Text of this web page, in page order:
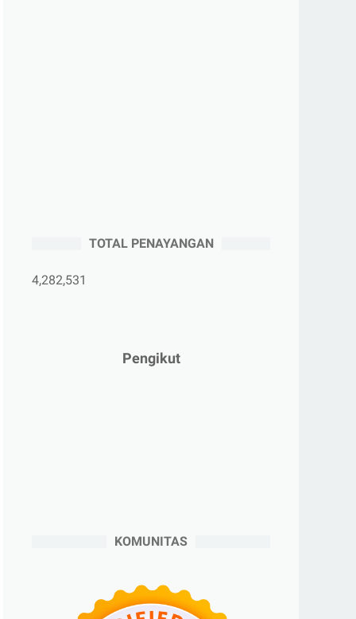
April 2025 (5)
►Maret 2025
(2)
Maret 2024(2)
TOTAL PENAYANGAN
4,282,531
Pengikut
KOMUNITAS